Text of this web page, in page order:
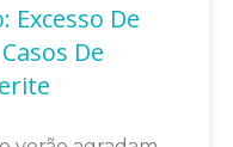
Excesso De
De